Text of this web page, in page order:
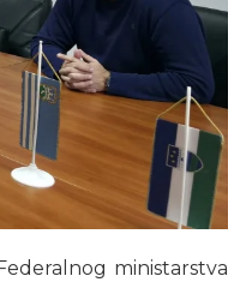
ministarstva